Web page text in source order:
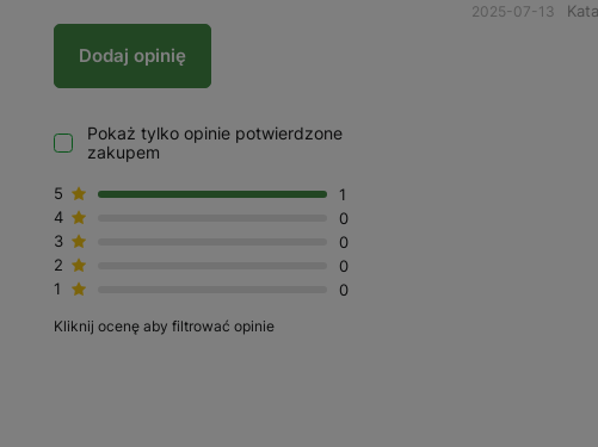
Dodaj opinię
Pokaż tylko opinie potwierdzone
zakupem
5
1
4
0
3
0
2
0
1
0
Kliknij ocenę aby filtrować opinie
2025-07-13